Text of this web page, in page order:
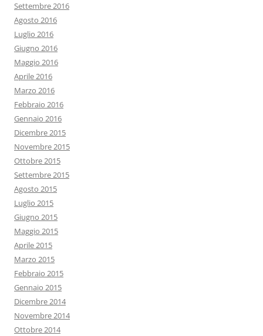
Settembre 2016
Agosto 2016
Luglio 2016
Giugno 2016
Maggio 2016
Aprile 2016
Marzo 2016
Febbraio 2016
Gennaio 2016
Dicembre 2015
Novembre 2015
Ottobre 2015
Settembre 2015
Agosto 2015
Luglio 2015
Giugno 2015
Maggio 2015
Aprile 2015
Marzo 2015
Febbraio 2015
Gennaio 2015
Dicembre 2014
Novembre 2014
Ottobre 2014